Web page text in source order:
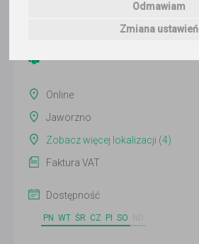
Odmawiam
Zmiana ustawień
ponad 3 miesiące temu
Online
Jaworzno
Zobacz więcej lokalizacji (4)
Faktura VAT
Dostępność
PN WT ŚR CZ PI SO